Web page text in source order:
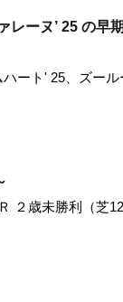
レーヌ’ 25 の早
ート' 25、ズー
２歳未勝利（芝